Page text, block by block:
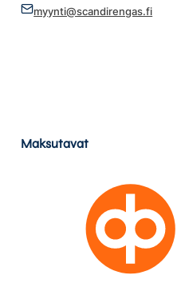
myynti@scandirengas.fi
Maksutavat